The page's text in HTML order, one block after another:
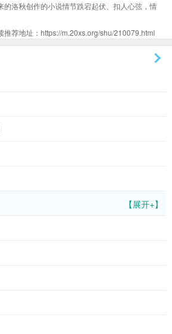
的洛秋创作的小说情节跌宕起伏、扣人心弦，情
推荐地址：https://m.20xs.org/shu/210079.html
【展开+】